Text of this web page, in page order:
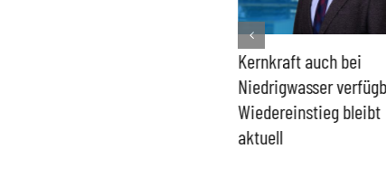
Kernkraft auch bei
Niedrigwasser
Wiedereinstieg bleibt
aktuell